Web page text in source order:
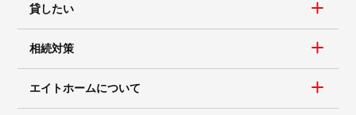
貸したい
相続対策
エイトホームについて